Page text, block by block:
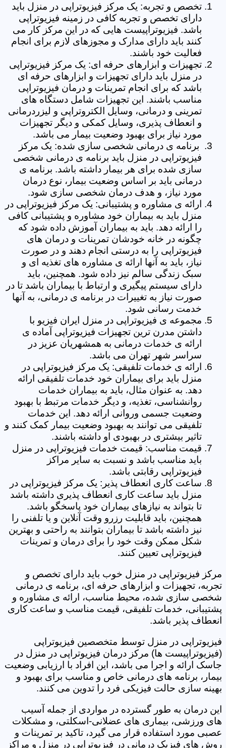
تخصص و تجربه: یک مرکز فیزیوتراپی در منزل باید
دارای تخصص و تجربه کافی در زمینه فیزیوتراپی
باشد. فیزیوتراپیست هایی که در این مرکز کار می
کنند باید دارای مدارک و مجوزهای لازم برای انجام
فعالیت خود باشند.
تجهیزات و ابزارهای حرفه ای: یک مرکز فیزیوتراپی
در منزل باید دارای تجهیزات و ابزارهای حرفه ای
باشد که برای انجام تمرینات و درمان فیزیوتراپی
مناسب باشند. این تجهیزات شامل دستگاه های
تمرینی و درمانی، وسایل الکتروتراپی و لیزردرمانی
و انعطاف پذیری، وسایل کمکی و دیگر تجهیزات
مورد نیاز برای بهبود وضعیت بیمار می باشد.
برنامه ی درمانی شخصی سازی شده: یک مرکز
فیزیوتراپی در منزل باید برنامه ی درمانی شخصی
سازی شده برای هر بیمار داشته باشد. برنامه ی
درمانی باید بر اساس وضعیت بیمار، نوع درمان
مورد نیاز، و هدف درمان شخصی سازی شود.
ارائه ی مشاوره و پشتیبانی: یک مرکز فیزیوتراپی در
منزل باید به بیماران خود مشاوره و پشتیبانی کافی
را ارائه دهد. باید به بیماران آموزش داده شود که
چگونه در خانه خودشان تمرینات و درمان های
فیزیوتراپی را به درستی انجام دهند و در صورت
نیاز، باید به آنها ارائه ی مشاوره های تغذیه ای و
سبک زندگی سالم نیز داده شود. همچنین، باید
دارای سیستم پیگیری و ارتباط با بیماران باشد تا در
صورت نیاز به تغییرات در برنامه ی درمانی، به آنها
خدمت رسانی شود.
مجموعه ی فیزیوتراپی در منزل ایران فیزیو با
داشتن مدرن ترین تجهیزات فیزیوتراپی آماده ی
ارائه ی خدمات درمانی به همشهریان عزیز در
سراسر شهر تهران می باشد.
ارائه ی خدمات تلفیقی: یک مرکز فیزیوتراپی در
منزل باید برای بیماران خود خدمات تلفیقی ارائه
دهد. به عنوان مثال، باید به بیماران خدمات
روانشناسی، تغذیه، و دیگر خدمات مرتبط با بهبود
وضعیت جسمی وروانی ارائه دهد. این خدمات
تلفیقی می توانند به بهبود وضعیت بیمار کمک کنند و
تاثیر بیشتری در بهبودی او داشته باشند.
قیمت مناسب: قیمت خدمات فیزیوتراپی در منزل
باید مناسب باشد و نسبت به سایر مراکز
فیزیوتراپی رقابتی باشد.
ساعت کاری انعطاف پذیر: یک مرکز فیزیوتراپی در
منزل باید ساعت کاری انعطاف پذیری داشته باشد
تا بتواند به نیازهای بیماران خود پاسخگو باشد.
همچنین، باید قابلیت رزرو وقت آنلاین و یا تلفنی را
نیز داشته باشد تا بیماران بتوانند به راحتی و بهترین
شکل ممکن وقت خود را برای درمان و تمرینات
فیزیوتراپی تعیین کنند.
مرکز فیزیوتراپی در منزل خوب باید دارای تخصص و
تجربه، تجهیزات و ابزارهای حرفه ای، برنامه ی درمانی
شخصی سازی شده، محیط مناسب، ارائه ی مشاوره و
پشتیبانی، خدمات تلفیقی، قیمت مناسب و ساعت کاری
انعطاف پذیر باشد.
فیزیوتراپی در منزل توسط متخصصین فیزیوتراپی
(فیزیوتراپیست ها) مرکز درمان فیزیوتراپی در منزل در
جاسک ارائه و اجرا می باشد، این افراد با ارزیابی وضعیت
بیمار، برنامه های درمانی خاص و مناسب برای بهبود و
بهینه سازی حالت فیزیکی فرد را تدوین می کنند.
این درمان به طور گسترده در مواردی از جمله آسیب
های ورزشی، بیماری های عضلانی-اسکلتی، و مشکلات
عصبی مورد استفاده قرار می گیرد، تاکید بر تمرینات و
روش های فیزیک درمانی در فیزیوتراپی در منزل و مراکز